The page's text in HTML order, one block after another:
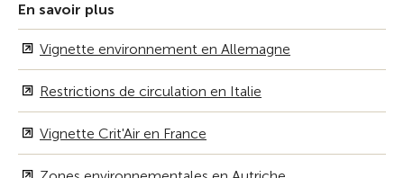
En savoir plus
Vignette environnement en Allemagne
Restrictions de circulation en Italie
Vignette Crit'Air en France